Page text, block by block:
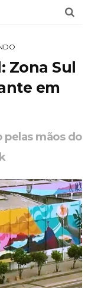
Zona Sul
em
pelas mãos do